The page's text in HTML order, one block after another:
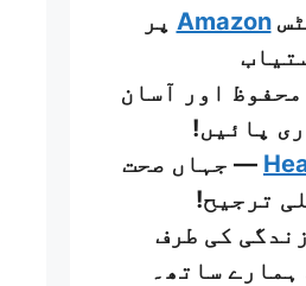
Amazon پر
اور آسان
پائیں!
— جہاں صحت
ترجیح!
کی طرف
ہمارے ساتھ۔